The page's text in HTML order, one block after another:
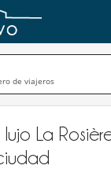
de viajeros
La